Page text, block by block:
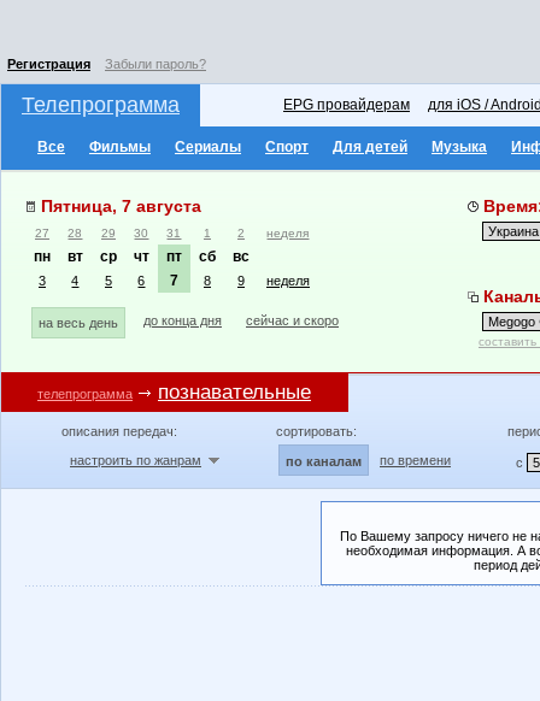
Регистрация Забыли пароль?
Телепрограмма EPG провайдерам для iOS /
Все Фильмы Сериалы Спорт Для детей Музыка
Пятница, 7 августа
27 28 29 30 31 1 2 неделя
пн вт ср чт пт сб вс
3 4 5 6 7 8 9 неделя
на весь день до конца дня сейчас и скоро
телепрограмма познавательные
описания передач:
настроить по жанрам
сортировать:
по каналам по времени с
По Вашему запросу ничего не
необходимая информация. А
период